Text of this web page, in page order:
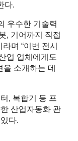
다.
우수한 기술력
, 기어까지 직접
며 “이번 전시
업 업체에게도
소개하는 데
, 복합기 등 프
산업자동화 관
다.